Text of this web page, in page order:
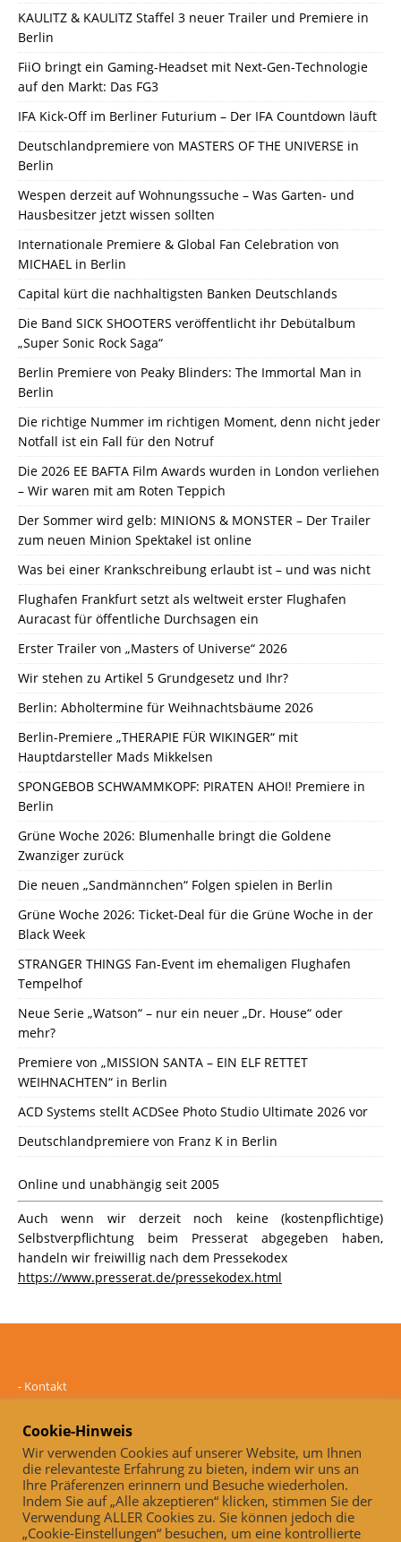
KAULITZ & KAULITZ Staffel 3 neuer Trailer und Premiere in
Berlin
FiiO bringt ein Gaming-Headset mit Next-Gen-Technologie
auf den Markt: Das FG3
IFA Kick-Off im Berliner Futurium – Der IFA Countdown läuft
Deutschlandpremiere von MASTERS OF THE UNIVERSE in
Berlin
Wespen derzeit auf Wohnungssuche – Was Garten- und
Hausbesitzer jetzt wissen sollten
Internationale Premiere & Global Fan Celebration von
MICHAEL in Berlin
Capital kürt die nachhaltigsten Banken Deutschlands
Die Band SICK SHOOTERS veröffentlicht ihr Debütalbum
„Super Sonic Rock Saga“
Berlin Premiere von Peaky Blinders: The Immortal Man in
Berlin
Die richtige Nummer im richtigen Moment, denn nicht jeder
Notfall ist ein Fall für den Notruf
Die 2026 EE BAFTA Film Awards wurden in London verliehen
– Wir waren mit am Roten Teppich
Der Sommer wird gelb: MINIONS & MONSTER – Der Trailer
zum neuen Minion Spektakel ist online
Was bei einer Krankschreibung erlaubt ist – und was nicht
Flughafen Frankfurt setzt als weltweit erster Flughafen
Auracast für öffentliche Durchsagen ein
Erster Trailer von „Masters of Universe“ 2026
Wir stehen zu Artikel 5 Grundgesetz und Ihr?
Berlin: Abholtermine für Weihnachtsbäume 2026
Berlin-Premiere „THERAPIE FÜR WIKINGER“ mit
Hauptdarsteller Mads Mikkelsen
SPONGEBOB SCHWAMMKOPF: PIRATEN AHOI! Premiere in
Berlin
Grüne Woche 2026: Blumenhalle bringt die Goldene
Zwanziger zurück
Die neuen „Sandmännchen“ Folgen spielen in Berlin
Grüne Woche 2026: Ticket-Deal für die Grüne Woche in der
Black Week
STRANGER THINGS Fan-Event im ehemaligen Flughafen
Tempelhof
Neue Serie „Watson“ – nur ein neuer „Dr. House“ oder
mehr?
Premiere von „MISSION SANTA – EIN ELF RETTET
WEIHNACHTEN“ in Berlin
ACD Systems stellt ACDSee Photo Studio Ultimate 2026 vor
Deutschlandpremiere von Franz K in Berlin
Online und unabhängig seit 2005
Auch wenn wir derzeit noch keine (kostenpflichtige)
Selbstverpflichtung beim Presserat abgegeben haben,
handeln wir freiwillig nach dem Pressekodex
https://www.presserat.de/pressekodex.html
- Kontakt
Datenschutz
-Impressum
Online und unabhängig seit 2005
Auch, wenn wir derzeit noch keine (kostenpflichtige)
Selbstverpflichtung beim Presserat abgegeben haben, handeln wir
Cookie-Hinweis
Wir verwenden Cookies auf unserer Website, um Ihnen
die relevanteste Erfahrung zu bieten, indem wir uns an
Ihre Präferenzen erinnern und Besuche wiederholen.
Indem Sie auf „Alle akzeptieren“ klicken, stimmen Sie der
Verwendung ALLER Cookies zu. Sie können jedoch die
„Cookie-Einstellungen“ besuchen, um eine kontrollierte